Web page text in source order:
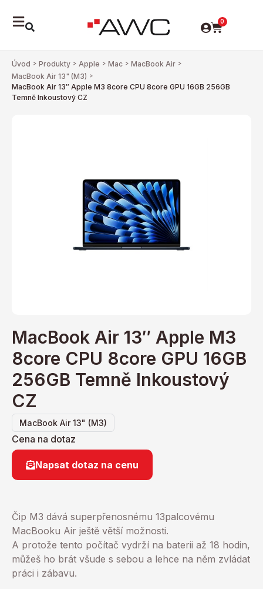
0
Úvod > Produkty > Apple > Mac > MacBook Air >
MacBook Air 13" (M3) >
MacBook Air 13″ Apple M3 8core CPU 8core GPU 16GB 256GB
Temně Inkoustový CZ
MacBook Air 13" (M3)
MacBook Air 13″ Apple M3
8core CPU 8core GPU 16GB
256GB Temně Inkoustový
CZ
Cena na dotaz
Napsat dotaz na cenu
Čip M3 dává superpřenosnému 13palcovému
MacBooku Air ještě větší možnosti.
A protože tento počítač vydrží na baterii až 18 hodin,
můžeš ho brát všude s sebou a lehce na něm zvládat
práci i zábavu.